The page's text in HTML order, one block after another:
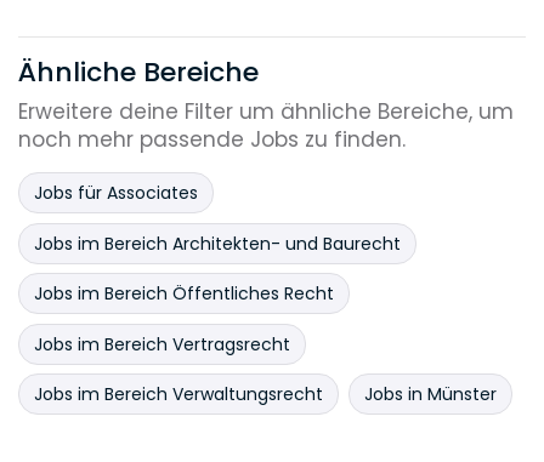
Ähnliche Bereiche
Erweitere deine Filter um ähnliche Bereiche, um
noch mehr passende Jobs zu finden.
Jobs für Associates
Jobs im Bereich Architekten- und Baurecht
Jobs im Bereich Öffentliches Recht
Jobs im Bereich Vertragsrecht
Jobs im Bereich Verwaltungsrecht Jobs in Münster